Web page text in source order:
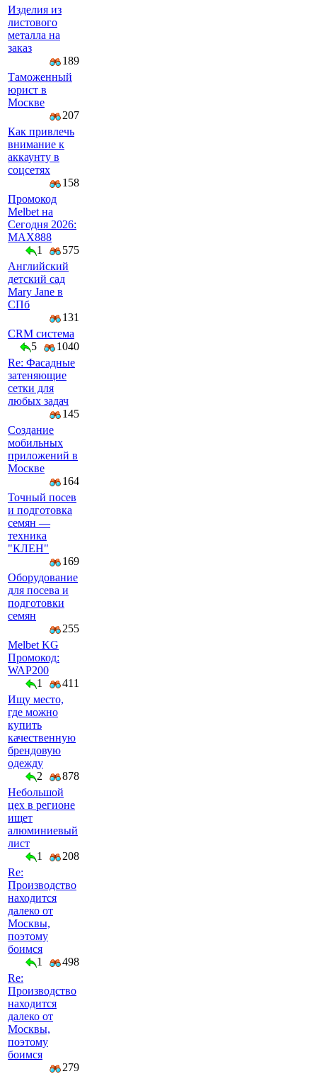
Изделия из
листового
металла на
заказ
189
Таможенный
юрист в
Москве
207
Как привлечь
внимание к
аккаунту в
соцсетях
158
Промокод
Melbet на
Сегодня 2026:
MAX888
1
575
Английский
детский сад
Mary Jane в
СПб
131
CRM система
5
1040
Re: Фасадные
затеняющие
сетки для
любых задач
145
Создание
мобильных
приложений в
Москве
164
Точный посев
и подготовка
семян —
техника
"КЛЕН"
169
Оборудование
для посева и
подготовки
семян
255
Melbet KG
Промокод:
WAP200
1
411
Ищу место,
где можно
купить
качественную
брендовую
одежду
2
878
Небольшой
цех в регионе
ищет
алюминиевый
лист
1
208
Re:
Производство
находится
далеко от
Москвы,
поэтому
боимся
1
498
Re:
Производство
находится
далеко от
Москвы,
поэтому
боимся
279